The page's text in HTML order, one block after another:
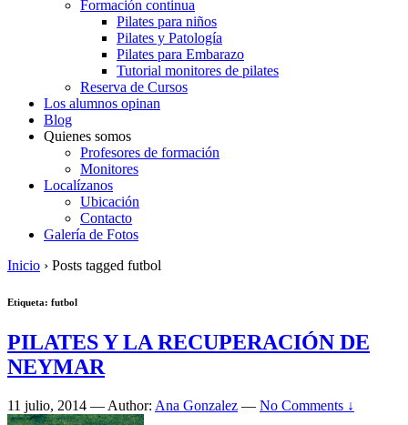
Formación continua
Pilates para niños
Pilates y Patología
Pilates para Embarazo
Tutorial monitores de pilates
Reserva de Cursos
Los alumnos opinan
Blog
Quienes somos
Profesores de formación
Monitores
Localízanos
Ubicación
Contacto
Galería de Fotos
Inicio › Posts tagged futbol
Etiqueta: futbol
PILATES Y LA RECUPERACIÓN DE
NEYMAR
11 julio, 2014 — Author: Ana Gonzalez — No Comments ↓